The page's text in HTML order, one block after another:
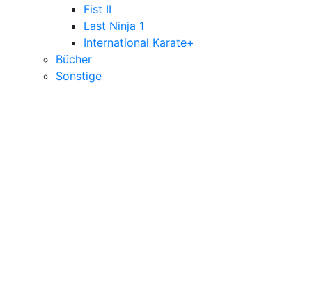
Fist II
Last Ninja 1
International Karate+
Bücher
Sonstige